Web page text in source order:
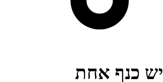
יש כנף אחת